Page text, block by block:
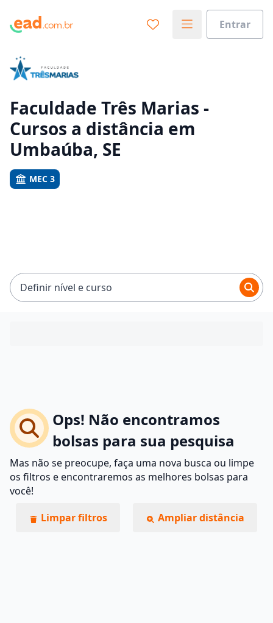
Entrar
Vamos te guiar no caminho ideal para seus estudos
Sim, já sei
Faculdade Três Marias -
Cursos a distância em
Umbaúba, SE
MEC 3
Definir nível e curso
Ops! Não encontramos
bolsas para sua pesquisa
Mas não se preocupe, faça uma nova busca ou limpe
os filtros e encontraremos as melhores bolsas para
você!
Limpar filtros
Ampliar distância